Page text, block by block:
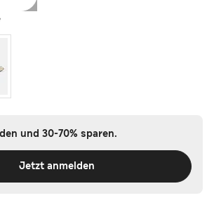
und 30-70% sparen.
Jetzt anmelden